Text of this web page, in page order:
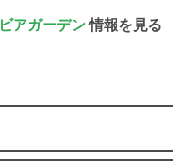
ビアガーデン情報を見る